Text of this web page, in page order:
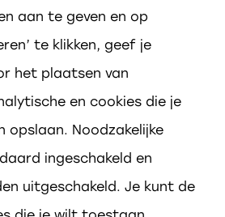
aan te geven en op
te klikken, geef je
het plaatsen van
en cookies die je
opslaan. Noodzakelijke
ingeschakeld en
uitgeschakeld. Je kunt de